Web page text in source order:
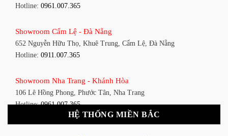
348 Đ. Bạch Đằng, P. 14, Bình Thạnh, TP HCM
Hotline:0911.007.365
591 Hoàng Văn Thụ, P. 4, Tân Bình, TP HCM
Hotline:0961.007.365
Showroom Tân Bình 2 - TP. HCM
Hotline: 0961.007.365
Showroom Cẩm Lệ - Đà Nẵng
652 Nguyễn Hữu Thọ, Khuê Trung, Cẩm Lệ, Đà Nẵng
Hotline: 0911.007.365
Showroom Nha Trang - Khánh Hòa
106 Lê Hồng Phong, Phước Tân, Nha Trang
Hotline:0961.007.365
HỆ THỐNG MIỀN BẮC